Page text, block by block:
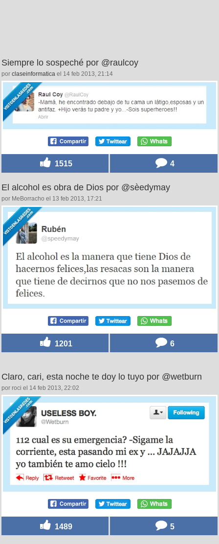
Siempre lo sospeché por @raulcoy
por claseinformatica el 14 feb 2013, 21:14
1515 4
El alcohol es obra de Dios por @sèedymay
por MeBorracho el 13 feb 2013, 17:21
1201 6
Claro, cari, esta noche te doy lo tuyo por @wetburn
por roci el 14 feb 2013, 22:02
1489 5